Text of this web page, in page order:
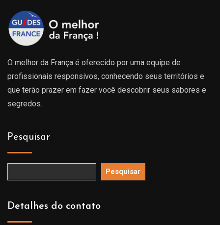
O melhor da França é oferecido por uma equipe de
profissionais responsivos, conhecendo seus territórios e
que terão prazer em fazer você descobrir seus sabores e
segredos.
Pesquisar
Pesquisar
Detalhes do contato